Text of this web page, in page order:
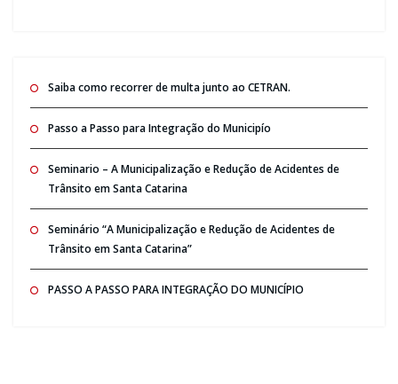
Saiba como recorrer de multa junto ao CETRAN.
Passo a Passo para Integração do Municipío
Seminario – A Municipalização e Redução de Acidentes de
Trânsito em Santa Catarina
Seminário “A Municipalização e Redução de Acidentes de
Trânsito em Santa Catarina”
PASSO A PASSO PARA INTEGRAÇÃO DO MUNICÍPIO